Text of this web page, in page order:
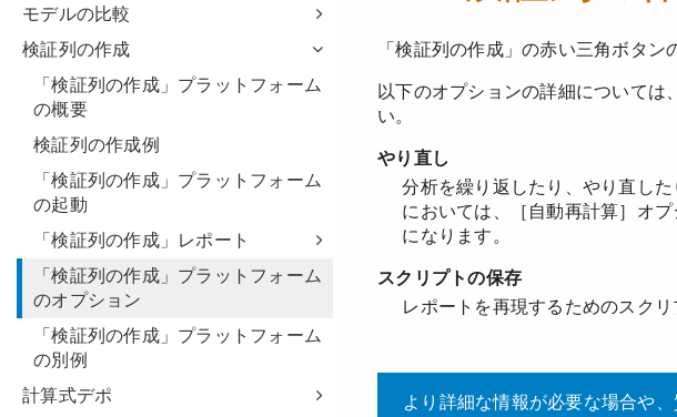
モデルの比較
検証列の作成
「検証列の作成」プラットフォーム
の概要
検証列の作成例
「検証列の作成」プラットフォーム
の起動
「検証列の作成」レポート
「検証列の作成」プラットフォーム
のオプション
「検証列の作成」プラットフォーム
の別例
計算式デポ